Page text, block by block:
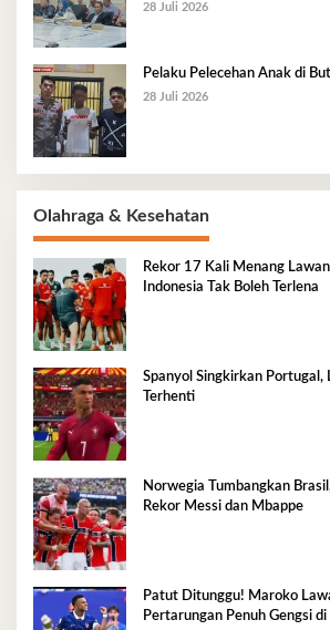
28 Juli 2026
Pelaku Pelecehan Anak di
28 Juli 2026
Olahraga & Kesehatan
Rekor 17 Kali Menang
Indonesia Tak Boleh Terlena
Spanyol Singkirkan Portugal,
Terhenti
Norwegia Tumbangkan
Rekor Messi dan Mbappe
Patut Ditunggu! Maroko
Pertarungan Penuh Gengsi